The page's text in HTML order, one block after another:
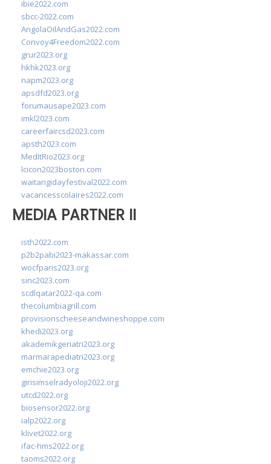
ibie2022.com
sbcc-2022.com
AngolaOilAndGas2022.com
Convoy4Freedom2022.com
grur2023.org
hkhk2023.org
napm2023.org
apsdfd2023.org
forumausape2023.com
imkl2023.com
careerfaircsd2023.com
apsth2023.com
MedItRio2023.org
lcicon2023boston.com
waitangidayfestival2022.com
vacancesscolaires2022.com
MEDIA PARTNER II
isth2022.com
p2b2pabi2023-makassar.com
wocfparis2023.org
sinc2023.com
scdlqatar2022-qa.com
thecolumbiagrill.com
provisionscheeseandwineshoppe.com
khedi2023.org
akademikgeriatri2023.org
marmarapediatri2023.org
emchie2023.org
girisimselradyoloji2022.org
utcd2022.org
biosensor2022.org
ialp2022.org
klivet2022.org
ifac-hms2022.org
taoms2022.org